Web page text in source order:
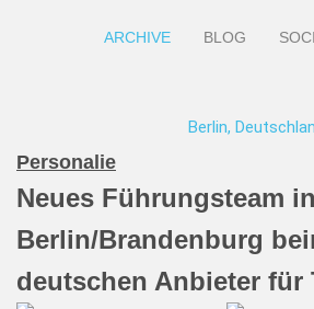
ARCHIVE BLOG
Berlin,
Personalie
Neues Führungsteam in
Berlin/Brandenburg
deutschen Anbieter für